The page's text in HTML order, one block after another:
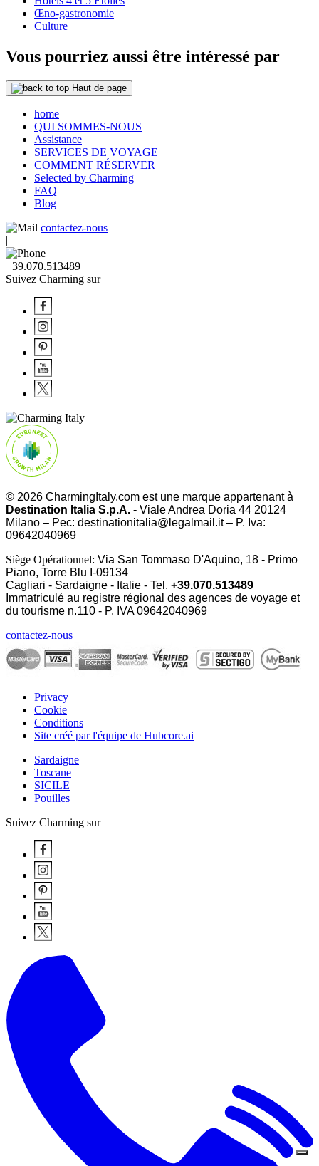
Œno-gastronomie
Culture
Vous pourriez aussi être intéressé par
Haut de page
home
QUI SOMMES-NOUS
Assistance
SERVICES DE VOYAGE
COMMENT RÉSERVER
Selected by Charming
FAQ
Blog
contactez-nous
|
+39.070.513489
Suivez Charming sur
© 2026 CharmingItaly.com est une marque appartenant à
Destination Italia S.p.A. - Viale Andrea Doria 44 20124
Milano – Pec: destinationitalia@legalmail.it – P. Iva:
09642040969
Siège Opérationnel: Via San Tommaso D'Aquino, 18 - Primo
Piano, Torre Blu I-09134
Cagliari - Sardaigne - Italie - Tel. +39.070.513489
Immatriculé au registre régional des agences de voyage et
du tourisme n.110 - P. IVA09642040969
contactez-nous
Privacy
Cookie
Conditions
Site créé par l'équipe de Hubcore.ai
Sardaigne
Toscane
SICILE
Pouilles
Suivez Charming sur